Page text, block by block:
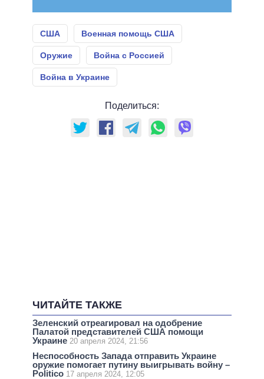
США Военная помощь США
Оружие Война с Россией
Война в Украине
Поделиться:
ЧИТАЙТЕ ТАКЖЕ
Зеленский отреагировал на одобрение
Палатой представителей США помощи
Украине 20 апреля 2024, 21:56
Неспособность Запада отправить Украине
оружие помогает путину выигрывать войну –
Politico 17 апреля 2024, 12:05